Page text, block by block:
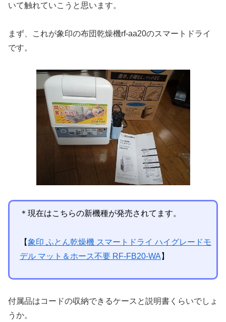
いて触れていこうと思います。
まず、これが象印の布団乾燥機rf-aa20のスマートドライ
です。
＊現在はこちらの新機種が発売されてます。
【象印 ふとん乾燥機 スマートドライ ハイグレードモ
デル マット＆ホース不要 RF-FB20-WA 】
付属品はコードの収納できるケースと説明書くらいでしょ
うか。